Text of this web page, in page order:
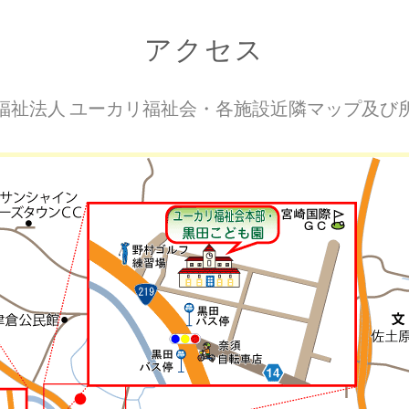
アクセス
祉法人 ユーカリ福祉会・各施設近隣マップ及び